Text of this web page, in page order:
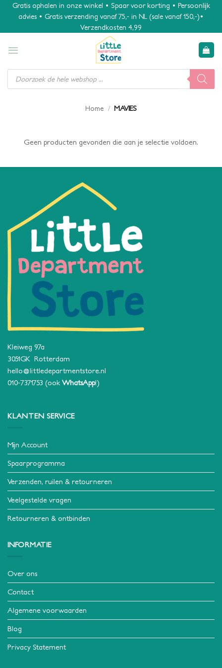
Gratis ophalen in onze winkel • Spaar voor korting • Persoonlijk
advies • Gratis verzending vanaf 75,- in NL (sale vanaf 150,-)•
Verzendkosten 4,99
Producten
zoeken
Home / MAVIES
Geen producten gevonden die aan je selectie voldoen.
Kleiweg 97a
3051GK Rotterdam
hello@littledepartmentstore.nl
010-7371753 (ook WhatsApp!)
KLANTEN SERVICE
Mijn Account
Spaarprogramma
Verzenden, ruilen & retourneren
Veelgestelde vragen
Retourneren & ontbinden
INFORMATIE
Over ons
Contact
Algemene voorwaarden
Blog
Privacy Statement